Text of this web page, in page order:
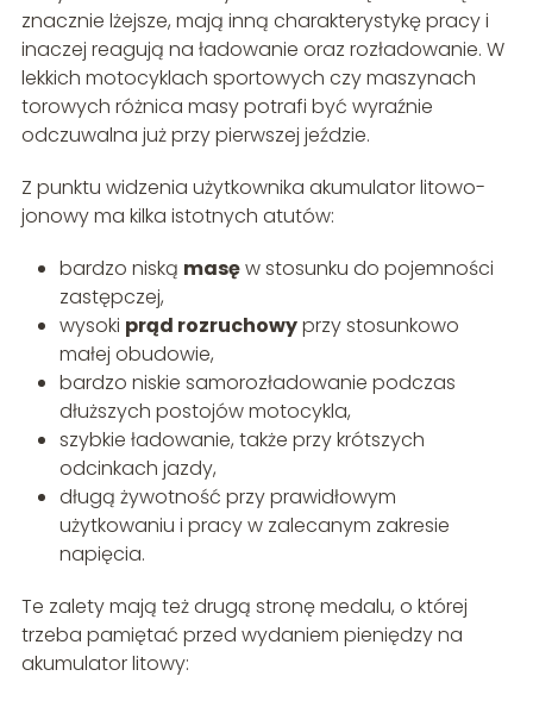
znacznie lżejsze, mają inną charakterystykę pracy i
inaczej reagują na ładowanie oraz rozładowanie. W
lekkich motocyklach sportowych czy maszynach
torowych różnica masy potrafi być wyraźnie
odczuwalna już przy pierwszej jeździe.
Z punktu widzenia użytkownika akumulator litowo-
jonowy ma kilka istotnych atutów:
bardzo niską masęw stosunku do pojemności
zastępczej,
wysoki prąd rozruchowyprzy stosunkowo
małej obudowie,
bardzo niskie samorozładowanie podczas
dłuższych postojów motocykla,
szybkie ładowanie, także przy krótszych
odcinkach jazdy,
długą żywotność przy prawidłowym
użytkowaniu i pracy w zalecanym zakresie
napięcia.
Te zalety mają też drugą stronę medalu, o której
trzeba pamiętać przed wydaniem pieniędzy na
akumulator litowy: